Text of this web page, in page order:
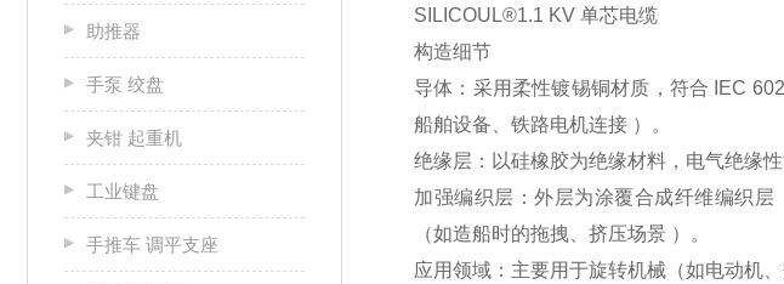
助推器
手泵 绞盘
夹钳 起重机
工业键盘
手推车 调平支座
SILICOUL®1.1 KV 单芯电缆
构造细节
导体：采用柔性镀锡铜材质，符合 IEC
船舶设备、铁路电机连接 ）。
绝缘层：以硅橡胶为绝缘材料，电气绝缘
加强编织层：外层为涂覆合成纤维编织
（如造船时的拖拽、挤压场景 ）。
应用领域：主要用于旋转机械（如电动机